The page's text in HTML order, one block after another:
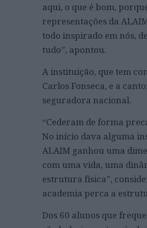
aqui, o que é bom,
representações da
todo inspirado em nós,
tudo”, apontou.
A instituição, que tem
Carlos Fonseca, e a
seguradora nacional.
“Cederam de forma
No início dava alguma
ALAIM ganhou uma
com uma vida, uma
estrutura física”,
academia perca a
Dos 60 alunos que